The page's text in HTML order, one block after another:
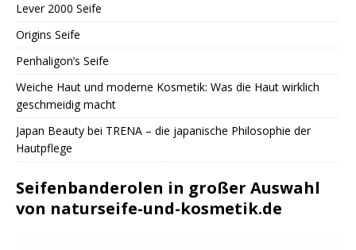
Lever 2000 Seife
Origins Seife
Penhaligon’s Seife
Weiche Haut und moderne Kosmetik: Was die Haut wirklich
geschmeidig macht
Japan Beauty bei TRENA – die japanische Philosophie der
Hautpflege
Seifenbanderolen in großer Auswahl
von naturseife-und-kosmetik.de